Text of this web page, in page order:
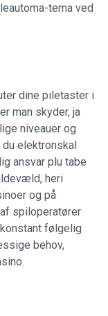
tema ved
dine piletaster i
man skyder, ja
niveauer og
du elektronskal
ansvar plu tabe
heri
og på
spiloperatører
følgelig
behov,